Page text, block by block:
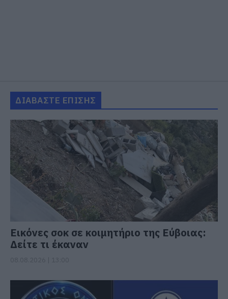
ΔΙΑΒΑΣΤΕ ΕΠΙΣΗΣ
Εικόνες σοκ σε κοιμητήριο της Εύβοιας:
Δείτε τι έκαναν